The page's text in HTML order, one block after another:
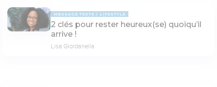
MESSAGE TEXTE LIFESTYLE
2 clés pour rester heureux(se) quoiqu’il
arrive !
Lisa Giordanella